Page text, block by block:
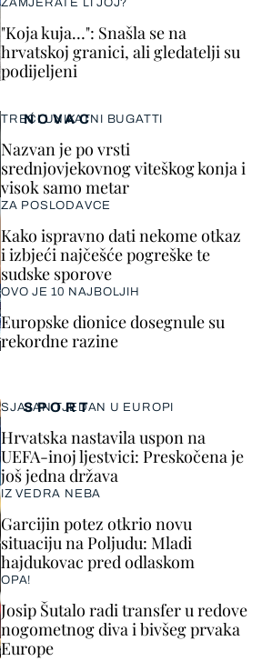
ZAMJERATE LI JOJ?
"Koja kuja…": Snašla se na
hrvatskoj granici, ali gledatelji su
podijeljeni
SPORT
SJAJAN TJEDAN U EUROPI
Hrvatska nastavila uspon na
UEFA-inoj ljestvici: Preskočena je
još jedna država
IZ VEDRA NEBA
Garcijin potez otkrio novu
situaciju na Poljudu: Mladi
hajdukovac pred odlaskom
OPA!
Josip Šutalo radi transfer u redove
nogometnog diva i bivšeg prvaka
Europe
NOVAC
TREĆI UNIKATNI BUGATTI
Nazvan je po vrsti
srednjovjekovnog viteškog konja i
visok samo metar
ZA POSLODAVCE
Kako ispravno dati nekome otkaz
i izbjeći najčešće pogreške te
sudske sporove
OVO JE 10 NAJBOLJIH
Europske dionice dosegnule su
rekordne razine